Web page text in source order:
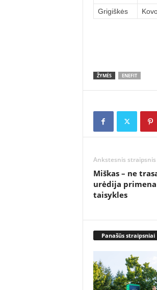
Grigiškės
ŽYMĖS ENEFIT
Ankstesnis straipsnis
Miškas – ne
urėdija
taisykles
Panašūs straipsniai